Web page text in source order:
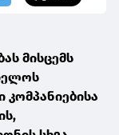
მისცემს
კომპანიებისა